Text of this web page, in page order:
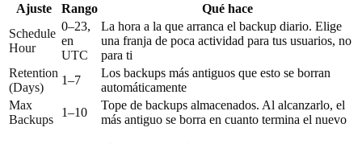
Ajuste
Rango
Qué hace
Schedule
Hour
0–23,
en
UTC
La hora a la que arranca el backup diario. Elige
una franja de poca actividad para tus usuarios, no
para ti
Retention
(Days)
1–7
Los backups más antiguos que esto se borran
automáticamente
Max
Backups
1–10
Tope de backups almacenados. Al alcanzarlo, el
más antiguo se borra en cuanto termina el nuevo